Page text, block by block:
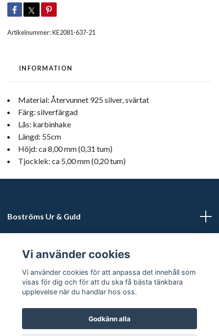
Artikelnummer:KE2081-637-21
INFORMATION
Material: Återvunnet 925 silver, svärtat
Färg: silverfärgad
Lås: karbinhake
Längd: 55cm
Höjd: ca 8,00 mm (0,31 tum)
Tjocklek: ca 5,00 mm (0,20 tum)
Boströms Ur & Guld
Sociala medier
Vi använder cookies
Vi använder cookies för att anpassa det innehåll som
visas för dig och för att du ska få bästa tänkbara
upplevelse när du handlar hos oss.
Godkänn alla